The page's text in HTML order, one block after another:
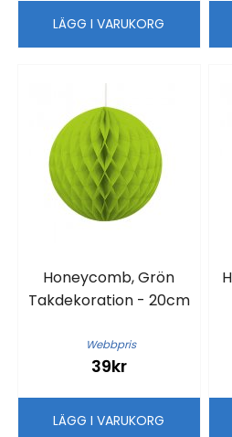
LÄGG I VARUKORG
Honeycomb, Grön
Takdekoration - 20cm
Webbpris
39kr
LÄGG I VARUKORG